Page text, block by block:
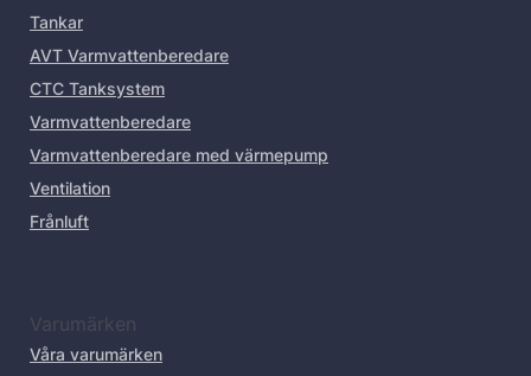
Tankar
AVT Varmvattenberedare
CTC Tanksystem
Varmvattenberedare
Varmvattenberedare med värmepump
Ventilation
Frånluft
Varumärken
Våra varumärken